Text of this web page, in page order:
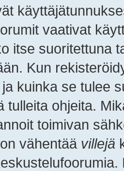
vaativat
itse suoritettuna
Kun
kuinka se tulee
tulleita ohjeita.
toimivan
vähentää villejä